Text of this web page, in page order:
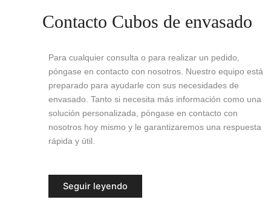
Contacto Cubos de envasado
Para cualquier consulta o para realizar un pedido,
póngase en contacto con nosotros. Nuestro equipo está
preparado para ayudarle con sus necesidades de
envasado. Tanto si necesita más información como una
solución personalizada, póngase en contacto con
nosotros hoy mismo y le garantizaremos una respuesta
rápida y útil.
Seguir leyendo